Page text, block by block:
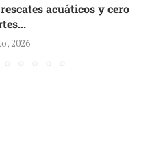
acuáticos y cero
2026